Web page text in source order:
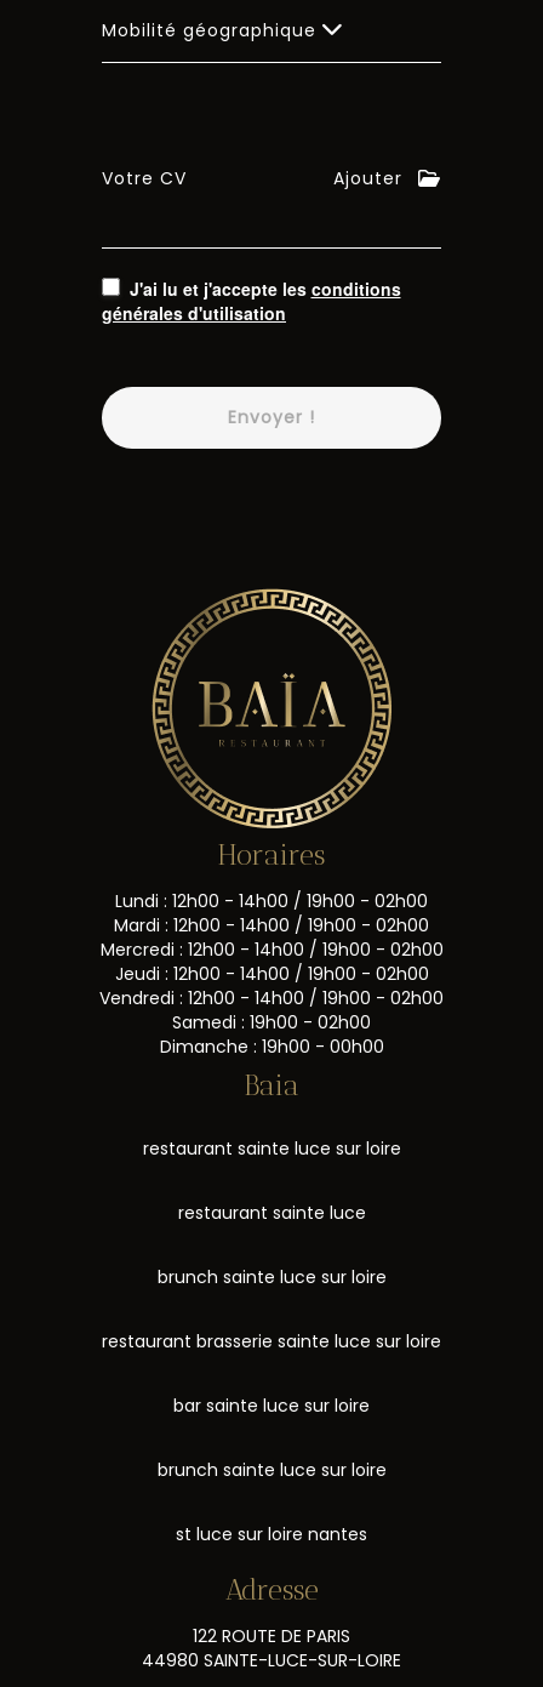
Mobilité géographique
Votre CV Ajouter
J'ai lu et j'accepte les conditions
générales d'utilisation
Envoyer !
Horaires
Lundi : 12h00 - 14h00 / 19h00 - 02h00
Mardi : 12h00 - 14h00 / 19h00 - 02h00
Mercredi : 12h00 - 14h00 / 19h00 - 02h00
Jeudi : 12h00 - 14h00 / 19h00 - 02h00
Vendredi : 12h00 - 14h00 / 19h00 - 02h00
Samedi : 19h00 - 02h00
Dimanche : 19h00 - 00h00
Baia
restaurant sainte luce sur loire
restaurant sainte luce
brunch sainte luce sur loire
restaurant brasserie sainte luce sur loire
bar sainte luce sur loire
brunch sainte luce sur loire
st luce sur loire nantes
Adresse
122 ROUTE DE PARIS
44980 SAINTE-LUCE-SUR-LOIRE